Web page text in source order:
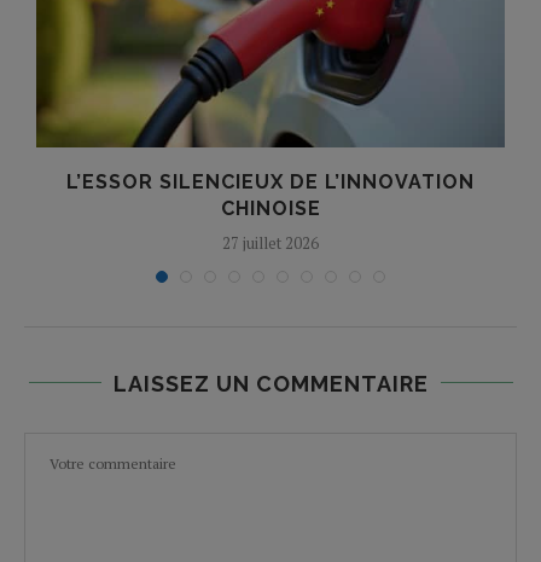
L’ESSOR SILENCIEUX DE L’INNOVATION
CHINOISE
27 juillet 2026
LAISSEZ UN COMMENTAIRE